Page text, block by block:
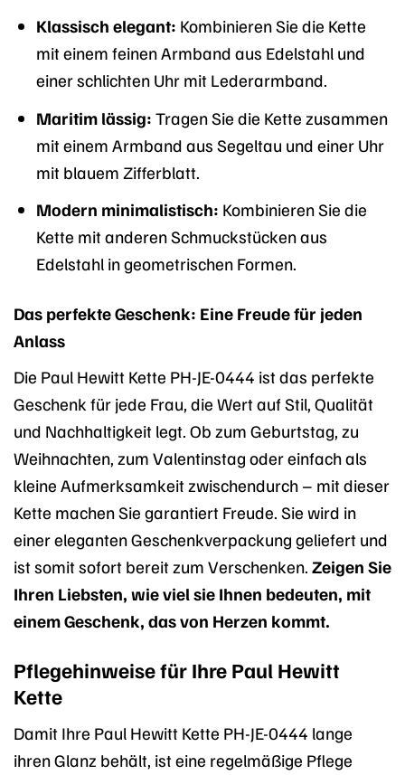
Klassisch elegant: Kombinieren Sie die Kette
mit einem feinen Armband aus Edelstahl und
einer schlichten Uhr mit Lederarmband.
Maritim lässig: Tragen Sie die Kette zusammen
mit einem Armband aus Segeltau und einer Uhr
mit blauem Zifferblatt.
Modern minimalistisch: Kombinieren Sie die
Kette mit anderen Schmuckstücken aus
Edelstahl in geometrischen Formen.
Das perfekte Geschenk: Eine Freude für jeden
Anlass
Die Paul Hewitt Kette PH-JE-0444 ist das perfekte
Geschenk für jede Frau, die Wert auf Stil, Qualität
und Nachhaltigkeit legt. Ob zum Geburtstag, zu
Weihnachten, zum Valentinstag oder einfach als
kleine Aufmerksamkeit zwischendurch – mit dieser
Kette machen Sie garantiert Freude. Sie wird in
einer eleganten Geschenkverpackung geliefert und
ist somit sofort bereit zum Verschenken. Zeigen Sie
Ihren Liebsten, wie viel sie Ihnen bedeuten, mit
einem Geschenk, das von Herzen kommt.
Pflegehinweise für Ihre Paul Hewitt
Kette
Damit Ihre Paul Hewitt Kette PH-JE-0444 lange
ihren Glanz behält, ist eine regelmäßige Pflege